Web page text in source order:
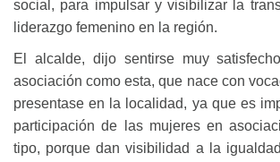
social, para impulsar y visibilizar la
liderazgo femenino en la región.
El alcalde, dijo sentirse muy
asociación como esta, que nace con
presentase en la localidad, ya que es
participación de las mujeres en
tipo, porque dan visibilidad a la